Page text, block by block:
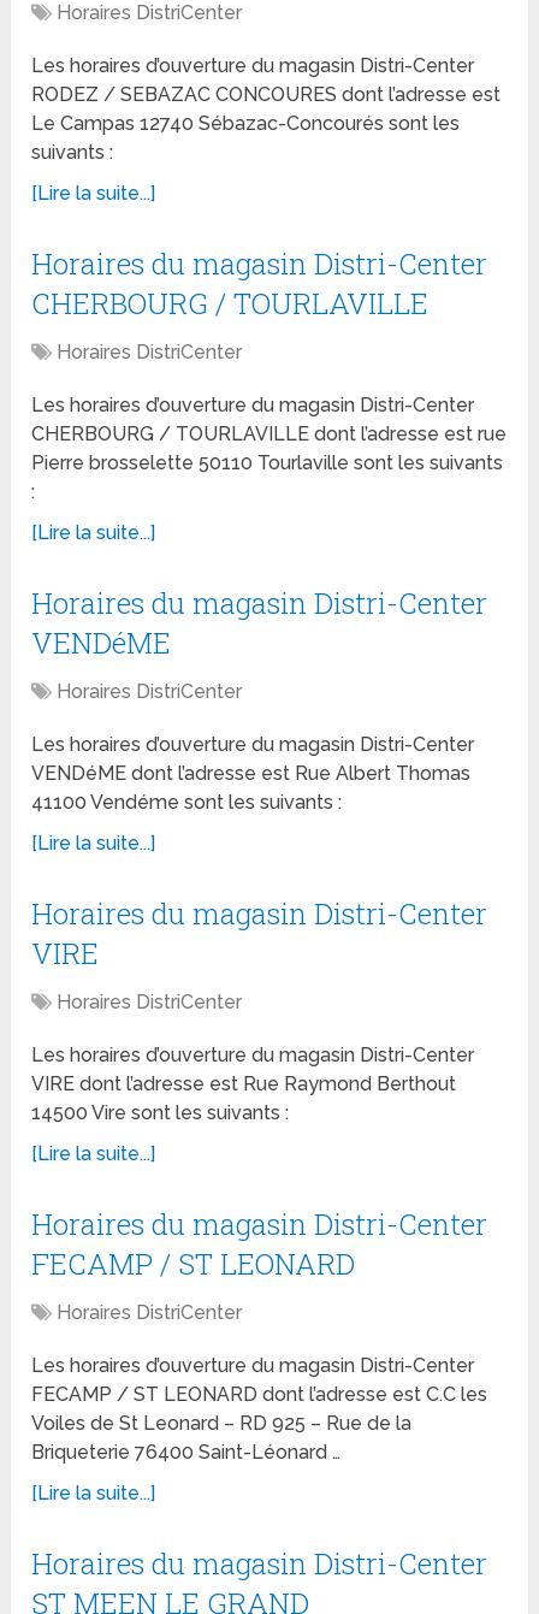
Horaires DistriCenter
Les horaires d’ouverture du magasin Distri-Center
RODEZ / SEBAZAC CONCOURES dont l’adresse est
Le Campas 12740 Sébazac-Concourés sont les
suivants :
[Lire la suite...]
Horaires du magasin Distri-Center
CHERBOURG / TOURLAVILLE
Horaires DistriCenter
Les horaires d’ouverture du magasin Distri-Center
CHERBOURG / TOURLAVILLE dont l’adresse est rue
Pierre brosselette 50110 Tourlaville sont les suivants
:
[Lire la suite...]
Horaires du magasin Distri-Center
VENDéME
Horaires DistriCenter
Les horaires d’ouverture du magasin Distri-Center
VENDéME dont l’adresse est Rue Albert Thomas
41100 Vendéme sont les suivants :
[Lire la suite...]
Horaires du magasin Distri-Center
VIRE
Horaires DistriCenter
Les horaires d’ouverture du magasin Distri-Center
VIRE dont l’adresse est Rue Raymond Berthout
14500 Vire sont les suivants :
[Lire la suite...]
Horaires du magasin Distri-Center
FECAMP / ST LEONARD
Horaires DistriCenter
Les horaires d’ouverture du magasin Distri-Center
FECAMP / ST LEONARD dont l’adresse est C.C les
Voiles de St Leonard – RD 925 – Rue de la
Briqueterie 76400 Saint-Léonard …
[Lire la suite...]
Horaires du magasin Distri-Center
ST MEEN LE GRAND